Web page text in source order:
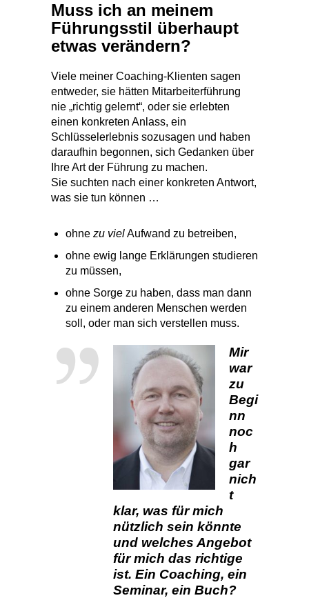
Muss ich an meinem
Führungsstil überhaupt
etwas verändern?
Viele meiner Coaching-Klienten sagen
entweder, sie hätten Mitarbeiterführung
nie „richtig gelernt“, oder sie erlebten
einen konkreten Anlass, ein
Schlüsselerlebnis sozusagen und haben
daraufhin begonnen, sich Gedanken über
Ihre Art der Führung zu machen.
Sie suchten nach einer konkreten Antwort,
was sie tun können …
ohne zu vielAufwand zu betreiben,
ohne ewig lange Erklärungen studieren
zu müssen,
ohne Sorge zu haben, dass man dann
zu einem anderen Menschen werden
soll, oder man sich verstellen muss.
Mir
war
zu
Begi
nn
noc
h
gar
nich
t
klar, was für mich
nützlich sein könnte
und welches Angebot
für mich das richtige
ist. Ein Coaching, ein
Seminar, ein Buch?